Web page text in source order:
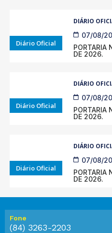
Diário Oficial
DIÁRIO
07/08/
PORTARIA
DE 2026.
Diário Oficial
DIÁRIO
07/08/
PORTARIA
DE 2026.
Diário Oficial
DIÁRIO
07/08/
PORTARIA
DE 2026.
Fone
(84) 3263-2203